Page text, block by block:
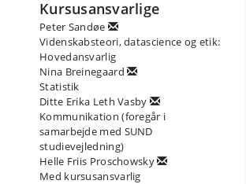
Kursusansvarlige
Peter Sandøe
Videnskabsteori, datascience og etik:
Hovedansvarlig
Nina Breinegaard
Statistik
Ditte Erika Leth Vasby
Kommunikation (foregår i
samarbejde med SUND
studievejledning)
Helle Friis Proschowsky
Med kursusansvarlig